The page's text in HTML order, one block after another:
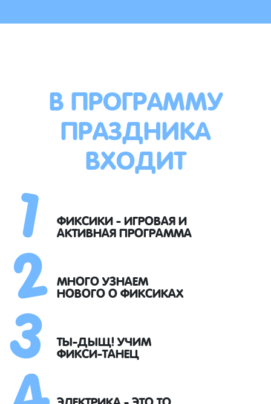
В ПРОГРАММУ
ПРАЗДНИКА
ВХОДИТ
ФИКСИКИ - ИГРОВАЯ И
АКТИВНАЯ ПРОГРАММА
МНОГО УЗНАЕМ
НОВОГО О ФИКСИКАХ
ТЫ-ДЫЩ! УЧИМ
ФИКСИ-ТАНЕЦ